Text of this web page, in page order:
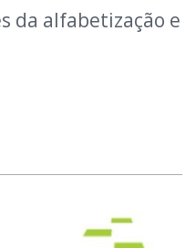
da alfabetização e